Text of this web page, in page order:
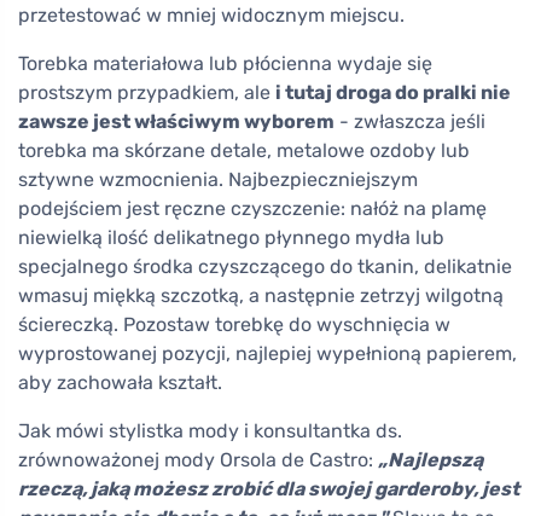
przetestować w mniej widocznym miejscu.
Torebka materiałowa lub płócienna wydaje się
prostszym przypadkiem, ale i tutaj droga do pralki nie
zawsze jest właściwym wyborem - zwłaszcza jeśli
torebka ma skórzane detale, metalowe ozdoby lub
sztywne wzmocnienia. Najbezpieczniejszym
podejściem jest ręczne czyszczenie: nałóż na plamę
niewielką ilość delikatnego płynnego mydła lub
specjalnego środka czyszczącego do tkanin, delikatnie
wmasuj miękką szczotką, a następnie zetrzyj wilgotną
ściereczką. Pozostaw torebkę do wyschnięcia w
wyprostowanej pozycji, najlepiej wypełnioną papierem,
aby zachowała kształt.
Jak mówi stylistka mody i konsultantka ds.
zrównoważonej mody Orsola de Castro: „Najlepszą
rzeczą, jaką możesz zrobić dla swojej garderoby, jest